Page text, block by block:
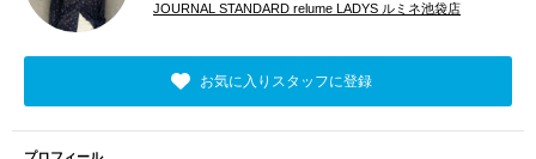
JOURNAL STANDARD relume LADYS ルミネ池袋店
お気に入りスタッフに登録